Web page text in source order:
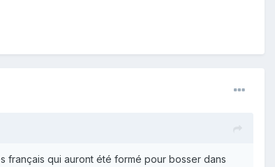
français qui auront été formé pour bosser dans